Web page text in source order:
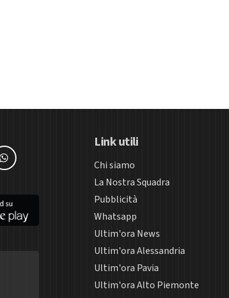
Link utili
Chi siamo
La Nostra Squadra
Pubblicità
Whatsapp
Ultim'ora News
Ultim'ora Alessandria
Ultim'ora Pavia
Ultim'ora Alto Piemonte